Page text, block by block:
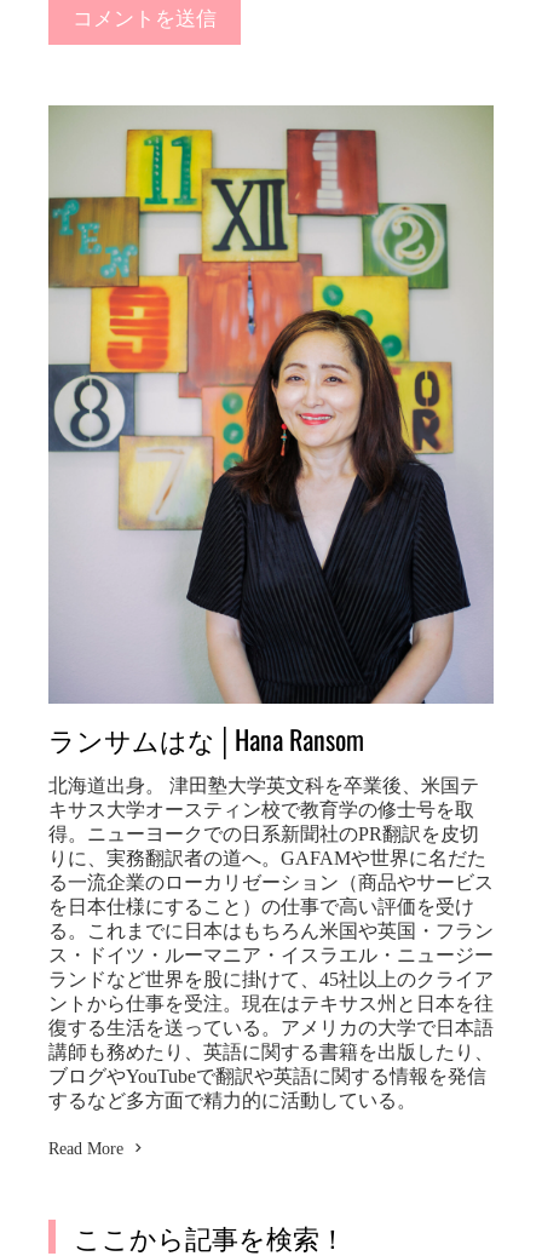
ランサムはな│Hana Ransom
北海道出身。 津田塾大学英文科を卒業後、米国テ
キサス大学オースティン校で教育学の修士号を取
得。ニューヨークでの日系新聞社のPR翻訳を皮切
りに、実務翻訳者の道へ。GAFAMや世界に名だた
る一流企業のローカリゼーション（商品やサービス
を日本仕様にすること）の仕事で高い評価を受け
る。これまでに日本はもちろん米国や英国・フラン
ス・ドイツ・ルーマニア・イスラエル・ニュージー
ランドなど世界を股に掛けて、45社以上のクライア
ントから仕事を受注。現在はテキサス州と日本を往
復する生活を送っている。アメリカの大学で日本語
講師も務めたり、英語に関する書籍を出版したり、
ブログやYouTubeで翻訳や英語に関する情報を発信
するなど多方面で精力的に活動している。
Read More
ここから記事を検索！